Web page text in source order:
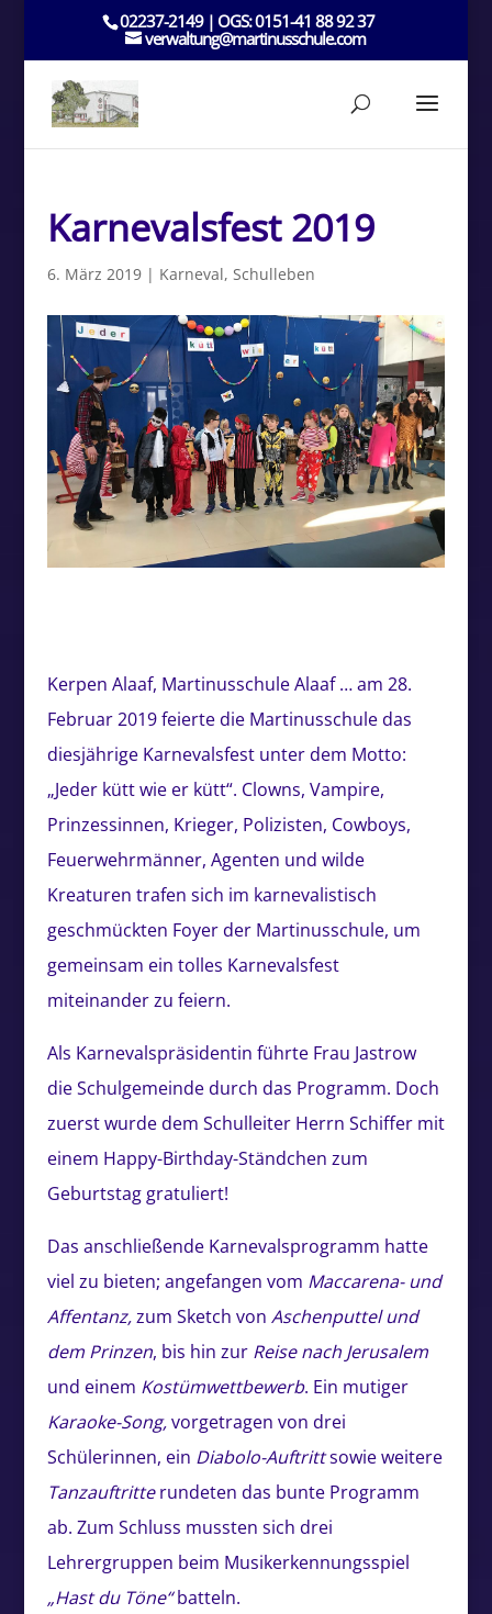
02237-2149 | OGS: 0151-41 88 92 37
verwaltung@martinusschule.com
Karnevalsfest 2019
6. März 2019| Karneval, Schulleben
Kerpen Alaaf, Martinusschule Alaaf … am 28.
Februar 2019 feierte die Martinusschule das
diesjährige Karnevalsfest unter dem Motto:
„Jeder kütt wie er kütt“. Clowns, Vampire,
Prinzessinnen, Krieger, Polizisten, Cowboys,
Feuerwehrmänner, Agenten und wilde
Kreaturen trafen sich im karnevalistisch
geschmückten Foyer der Martinusschule, um
gemeinsam ein tolles Karnevalsfest
miteinander zu feiern.
Als Karnevalspräsidentin führte Frau Jastrow
die Schulgemeinde durch das Programm. Doch
zuerst wurde dem Schulleiter Herrn Schiffer mit
einem Happy-Birthday-Ständchen zum
Geburtstag gratuliert!
Das anschließende Karnevalsprogramm hatte
viel zu bieten; angefangen vom Maccarena- und
Affentanz,zum Sketch von Aschenputtel und
dem Prinzen, bis hin zur Reise nach Jerusalem
und einem Kostümwettbewerb. Ein mutiger
Karaoke-Song,vorgetragen von drei
Schülerinnen, ein Diabolo-Auftrittsowie weitere
Tanzauftritterundeten das bunte Programm
ab. Zum Schluss mussten sich drei
Lehrergruppen beim Musikerkennungsspiel
„Hast du Töne“batteln.